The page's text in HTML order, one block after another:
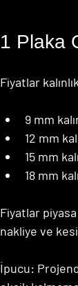
1 Plaka
Fiyatlar
9 mm
12 mm
15 mm
18 mm
Fiyatlar
nakliye ve
İpucu: